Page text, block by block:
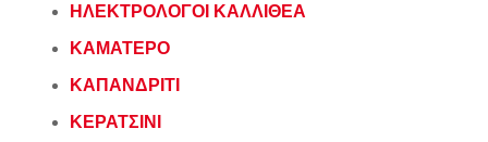
ΗΛΕΚΤΡΟΛΟΓΟΙ ΚΑΛΛΙΘΕΑ
ΚΑΜΑΤΕΡΟ
ΚΑΠΑΝΔΡΙΤΙ
ΚΕΡΑΤΣΙΝΙ